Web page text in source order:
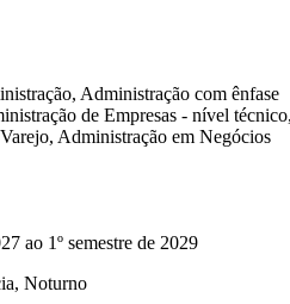
Administração com ênfase
de Empresas - nível
Administração em Negócios
ao 1º semestre de 2029
Noturno